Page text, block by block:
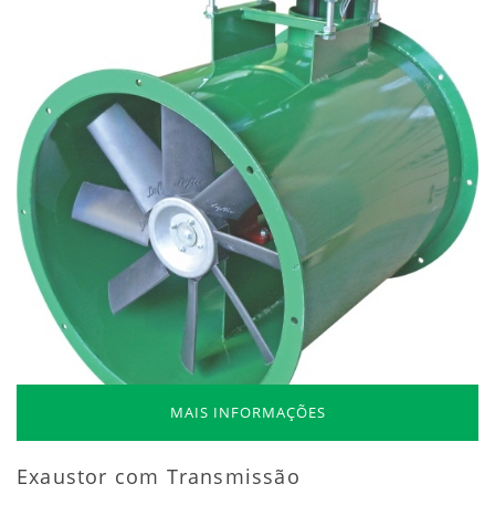
MAIS INFORMAÇÕES
Exaustor com Transmissão